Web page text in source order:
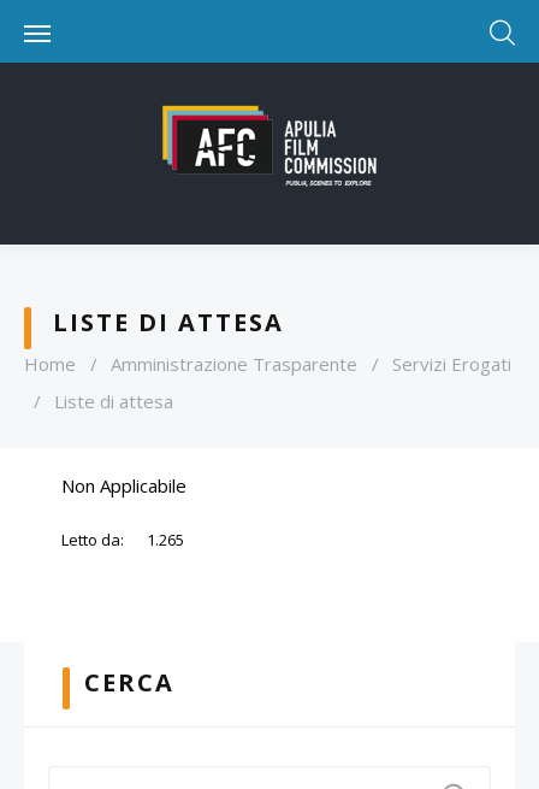
LISTE DI ATTESA
Home / Amministrazione Trasparente /
Servizi Erogati
/
Liste di attesa
Non Applicabile
Letto da: 1.265
CERCA